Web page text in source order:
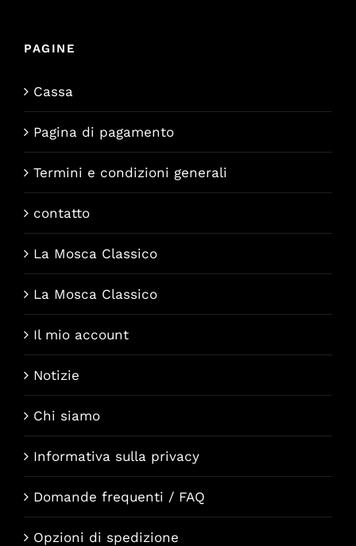
PAGINE
Cassa
Pagina di pagamento
Termini e condizioni generali
contatto
La Mosca Classico
La Mosca Classico
Il mio account
Notizie
Chi siamo
Informativa sulla privacy
Domande frequenti / FAQ
Opzioni di spedizione